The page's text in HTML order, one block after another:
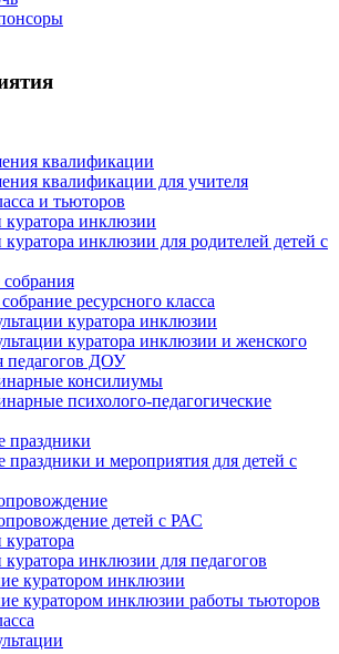
квалификации
квалификации для учителя
и тьюторов
куратора инклюзии
куратора инклюзии для родителей детей с
собрания
ресурсного класса
куратора инклюзии
куратора инклюзии и женского
педагогов ДОУ
консилиумы
психолого-педагогические
и мероприятия для детей с
детей с РАС
куратора инклюзии для педагогов
куратором инклюзии
куратором инклюзии работы тьюторов